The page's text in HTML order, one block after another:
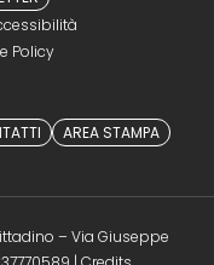
Policy
AREA STAMPA
– Via Giuseppe